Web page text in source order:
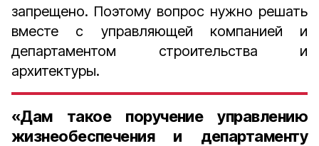
запрещено. Поэтому вопрос нужно решать
вместе с управляющей компанией и
департаментом строительства и
архитектуры.
«Дам такое поручение управлению
жизнеобеспечения и департаменту